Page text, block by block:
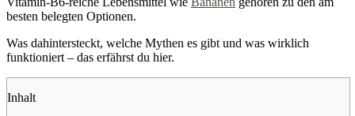
besten belegten Optionen.
Was dahintersteckt, welche Mythen es gibt und was wirklich
funktioniert – das erfährst du hier.
Inhalt